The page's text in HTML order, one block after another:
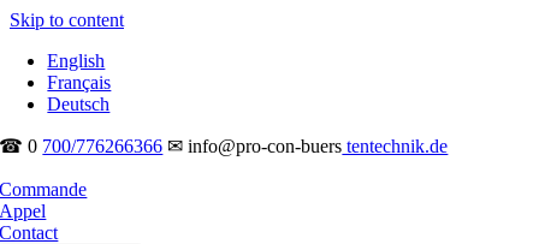
Skip to content
English
Français
Deutsch
☎ 0 700/776266366 ✉ info@pro-con-buers tentechnik.de
Commande
Appel
Contact